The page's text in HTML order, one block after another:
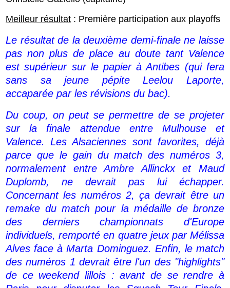
Meilleur résultat : Première participation aux playoffs
Le résultat de la deuxième demi-finale ne laisse
pas non plus de place au doute tant Valence
est supérieur sur le papier à Antibes (qui fera
sans sa jeune pépite Leelou Laporte,
accaparée par les révisions du bac).
Du coup, on peut se permettre de se projeter
sur la finale attendue entre Mulhouse et
Valence. Les Alsaciennes sont favorites, déjà
parce que le gain du match des numéros 3,
normalement entre Ambre Allinckx et Maud
Duplomb, ne devrait pas lui échapper.
Concernant les numéros 2, ça devrait être un
remake du match pour la médaille de bronze
des derniers championnats d'Europe
individuels, remporté en quatre jeux par Mélissa
Alves face à Marta Dominguez. Enfin, le match
des numéros 1 devrait être l'un des "highlights"
de ce weekend lillois : avant de se rendre à